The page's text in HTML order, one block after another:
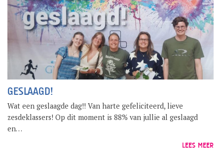
GESLAAGD!
Wat een geslaagde dag!! Van harte gefeliciteerd, lieve
zesdeklassers! Op dit moment is 88% van jullie al geslaagd
en…
LEES MEER